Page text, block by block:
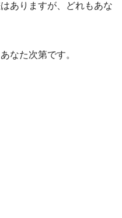
ありますが、どれもあな
なた次第です。